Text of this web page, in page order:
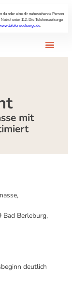
du oder eine dir nahestehende Person
unter 112. Die Telefonseelsorge
.
mit
Bad Berleburg,
deutlich